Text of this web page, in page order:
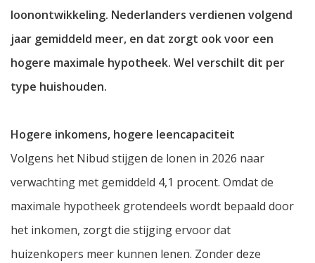
loonontwikkeling. Nederlanders verdienen volgend
jaar gemiddeld meer, en dat zorgt ook voor een
hogere maximale hypotheek. Wel verschilt dit per
type huishouden.
Hogere inkomens, hogere leencapaciteit
Volgens het Nibud stijgen de lonen in 2026 naar
verwachting met gemiddeld 4,1 procent. Omdat de
maximale hypotheek grotendeels wordt bepaald door
het inkomen, zorgt die stijging ervoor dat
huizenkopers meer kunnen lenen. Zonder deze